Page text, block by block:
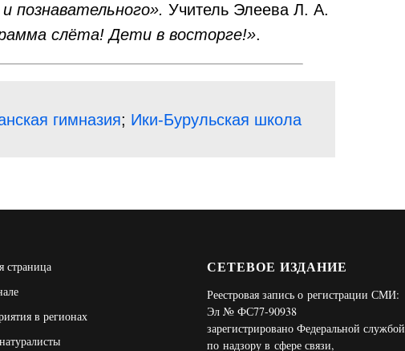
познавательного». Учитель Элеева Л. А.
слёта! Дети в восторге!».
гимназия; Ики-Бурульская школа
страница
в регионах
СЕТЕВОЕ ИЗДАНИЕ
Реестровая запись о регистрации СМИ:
Эл № ФС77-90938
зарегистрировано Федеральной службой
по надзору в сфере связи,